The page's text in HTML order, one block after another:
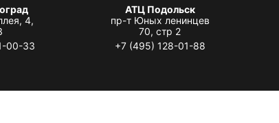
4,
00-33
АТЦ Подольск
пр-т Юных ленинцев
70, стр 2
+7 (495) 128-01-88